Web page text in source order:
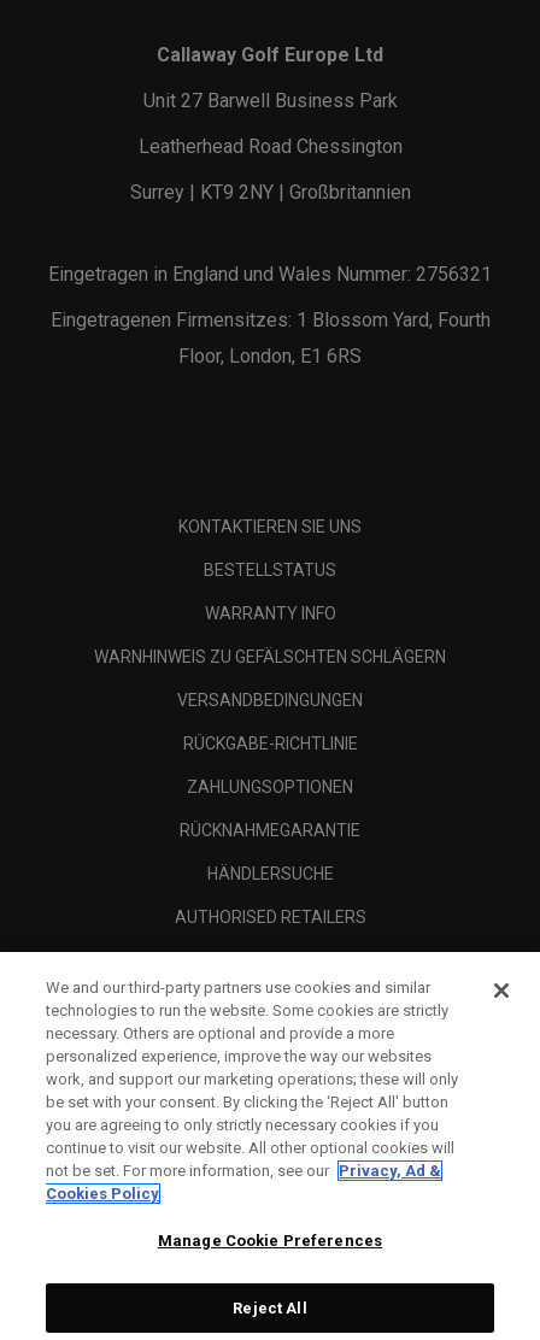
Callaway Golf Europe Ltd
Unit 27 Barwell Business Park
Leatherhead Road Chessington
Surrey | KT9 2NY | Großbritannien
Eingetragen in England und Wales Nummer: 2756321
Eingetragenen Firmensitzes: 1 Blossom Yard, Fourth
Floor, London, E1 6RS
KONTAKTIEREN SIE UNS
BESTELLSTATUS
WARRANTY INFO
WARNHINWEIS ZU GEFÄLSCHTEN SCHLÄGERN
VERSANDBEDINGUNGEN
RÜCKGABE-RICHTLINIE
ZAHLUNGSOPTIONEN
RÜCKNAHMEGARANTIE
HÄNDLERSUCHE
AUTHORISED RETAILERS
UNTERNEHMENSPROFIL
RECHTLICHES-
We and our third-party partners use cookies and similar
technologies to run the website. Some cookies are strictly
necessary. Others are optional and provide a more
personalized experience, improve the way our websites
work, and support our marketing operations; these will only
be set with your consent. By clicking the ‘Reject All' button
you are agreeing to only strictly necessary cookies if you
continue to visit our website. All other optional cookies will
not be set. For more information, see our Privacy, Ad &
Cookies Policy
Manage Cookie Preferences
Reject All